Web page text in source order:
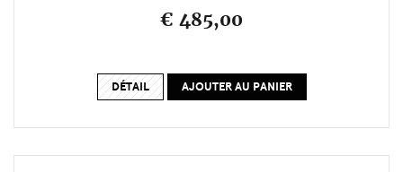
€ 485,00
DÉTAIL AJOUTER AU PANIER